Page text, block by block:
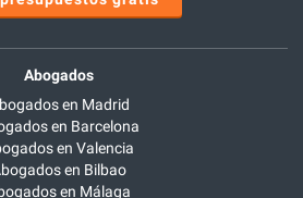
Abogados
en Madrid
en Barcelona
en Valencia
en Bilbao
en Málaga